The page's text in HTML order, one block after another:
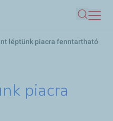
Keresés
léptünk piacra fenntartható
piacra